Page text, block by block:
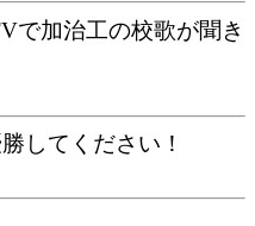
で加治工の校歌が聞き
してください！